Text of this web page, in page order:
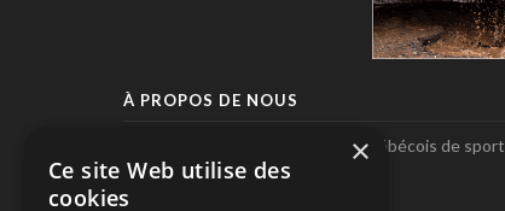
À PROPOS DE NOUS
Pole-Position, le seul magazine québécois de sport
automobile.
×
Ce site Web utilise des
cookies